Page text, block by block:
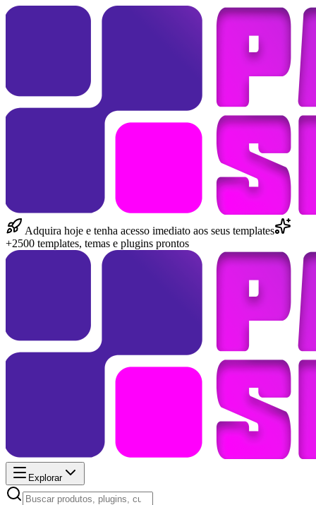
Adquira hoje e tenha acesso imediato aos seus templates
+2500 templates, temas e plugins prontos
Explorar